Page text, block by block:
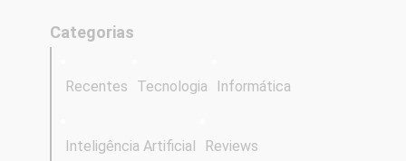
Categorias
Recentes Tecnologia Informática
Inteligência Artificial Reviews